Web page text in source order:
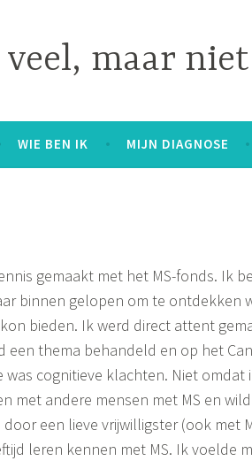
maar
WIE BEN IK MIJN DIAGNOSE
gemaakt met het MS-fonds. Ik
binnen gelopen om te ontdekken
bieden. Ik werd direct attent
thema behandeld en op het
cognitieve klachten. Niet omdat
met andere mensen met MS en
een lieve vrijwilligster (ook met
leren kennen met MS. Ik voelde